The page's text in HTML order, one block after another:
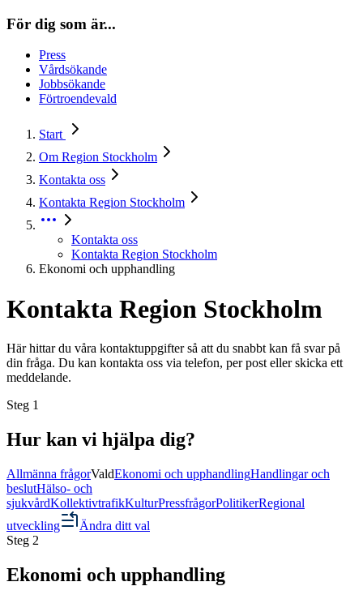
För dig som är...
Press
Vårdsökande
Jobbsökande
Förtroendevald
Start
Om Region Stockholm
Kontakta oss
Kontakta Region Stockholm
Kontakta oss
Kontakta Region Stockholm
Ekonomi och upphandling
Kontakta Region Stockholm
Här hittar du våra kontaktuppgifter så att du snabbt kan få svar på
din fråga. Du kan kontakta oss via telefon, per post eller skicka ett
meddelande.
Steg 1
Hur kan vi hjälpa dig?
Allmänna frågorValdEkonomi och upphandlingHandlingar och
beslutHälso- och
sjukvårdKollektivtrafikKulturPressfrågorPolitikerRegional
utveckling
Ändra ditt val
Steg 2
Ekonomi och upphandling